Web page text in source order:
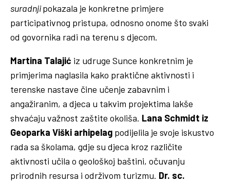
suradnjipokazala je konkretne primjere
participativnog pristupa, odnosno onome što svaki
od govornika radi na terenu s djecom.
Martina Talajić iz udruge Sunce konkretnim je
primjerima naglasila kako praktične aktivnosti i
terenske nastave čine učenje zabavnim i
angažiranim, a djeca u takvim projektima lakše
shvaćaju važnost zaštite okoliša. Lana Schmidt iz
Geoparka Viški arhipelag podijelila je svoje iskustvo
rada sa školama, gdje su djeca kroz različite
aktivnosti učila o geološkoj baštini, očuvanju
prirodnih resursa i održivom turizmu. Dr. sc.